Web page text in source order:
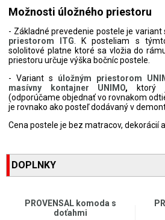
Možnosti úložného priestoru
- Základné prevedenie postele je variant
priestorom ITG. K posteliam s
sololitové platne ktoré sa vložia do
priestoru určuje výška bočníc postele.
- Variant s úložným priestorom
masívny kontajner UNIMO, ktorý
(odporúčame objednať vo rovnakom
je rovnako ako posteľ dodávaný v
Cena postele je bez matracov, dekorácií
DOPLNKY
PROVENSAL komoda s
doťahmi